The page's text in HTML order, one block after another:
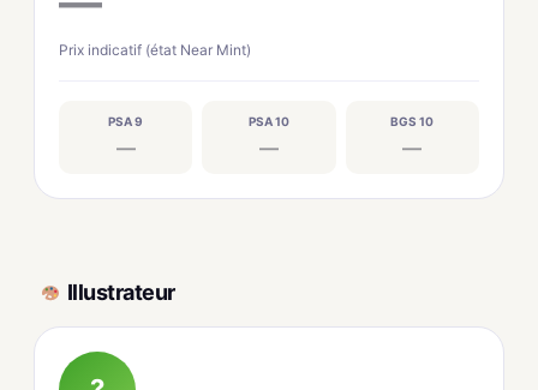
Prix indicatif (état Near Mint)
PSA 9
—
PSA 10
—
BGS 10
—
Illustrateur